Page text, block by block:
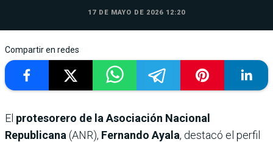
17 DE MAYO DE 2026 12:20
Compartir en redes
El protesorero de la Asociación Nacional
Republicana (ANR), Fernando Ayala, destacó el perfil